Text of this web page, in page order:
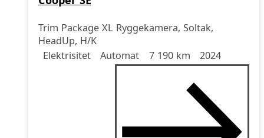
Trim Package XL Ryggekamera, Soltak,
HeadUp, H/K
Drivstoff
Elektrisitet
Girkasse Automat
Kjørelengde 7 190 km
årsmodell 2024